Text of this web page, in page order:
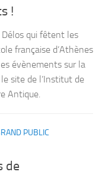
!
qui fêtent les
française d’Athènes
évènements sur la
site de l’Institut de
Antique.
PUBLIC
de